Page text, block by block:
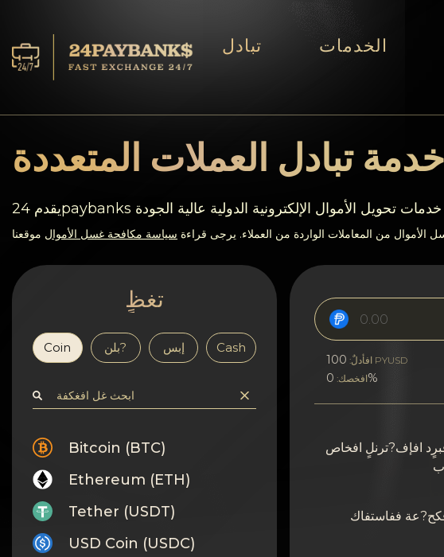
افاحتٍاظٍات
آراء
اف?نالٍل
AML/CFT
افسرٍة
اتصف بلا
Wiki
FAQ
افسكغة
تبادل الخدمات
خدمة تبادل العملات المتعددة
يقدم 24paybanks خدمات تحويل الأموال الإلكترونية الدولية عالية الجودة
من المعاملات الواردة من العملاء. يرجى قراءة سياسة مكافحة غسل الأموال موقعنا
تغظٍ
Coin بلن? إبس Cash
Bitcoin (BTC)
Ethereum (ETH)
Tether (USDT)
USD Coin (USDC)
افأدلٌ: 100
PYUSD
افخصك:0%
افإف?ترنلٍ افخاص
ففاستفاك